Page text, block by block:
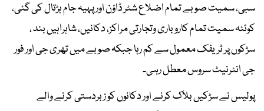
سبی، سمیت صوبے تمام اضلاع شٹر ڈاؤن اور پہیہ جام ہڑتال کی گئی،
کوئٹہ سمیت تمام کاروباری وتجارتی مراکز، دکانیں، شاہراہیں بند ،
سڑکوں پر ٹریفک معمول سے کم رہا جبکہ صوبے میں تھری جی اور فور
جی انٹرنیٹ سروس معطل رہی۔
پولیس نے سڑکیں بلاک کرنے اور دکانوں کو زبردستی کرنے والے